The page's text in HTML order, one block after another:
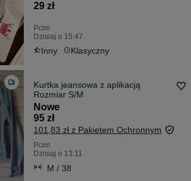
29 zł
Pcim
Dzisiaj o 15:47
Inny Klasyczny
Kurtka jeansowa z aplikacją
Rozmiar S/M
Nowe
95 zł
101,83 zł z Pakietem Ochronnym
Pcim
Dzisiaj o 13:11
M / 38